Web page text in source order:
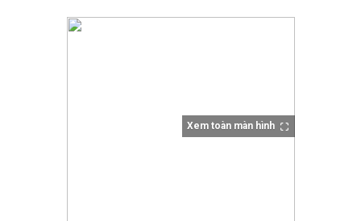
Xem toàn màn hình